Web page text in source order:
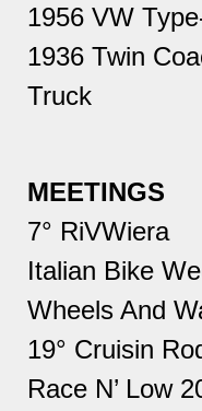
1956 VW
1936 Twin
Truck
MEETINGS
7° RiVWiera
Italian Bike
Wheels And
19° Cruisin
Race N’ Low